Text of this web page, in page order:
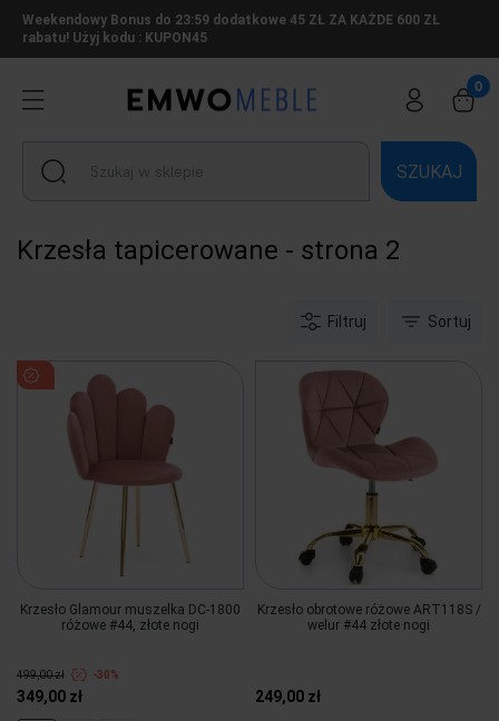
Weekendowy Bonus do 23:59 dodatkowe 45 ZŁ ZA KAŻDE 600 ZŁ
rabatu! Użyj kodu : KUPON45
SZUKAJ
Krzesła tapicerowane - strona 2
Filtruj Sortuj
Krzesło Glamour muszelka DC-1800
różowe #44, złote nogi
499,00 zł -30%
349,00 zł
Krzesło obrotowe różowe ART118S /
welur #44 złote nogi
249,00 zł